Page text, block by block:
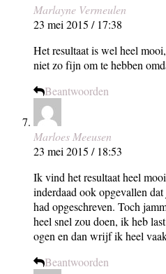
Marlayne Vermeulen
23 mei 2015 / 17:38
Het resultaat is wel heel
niet zo fijn om te hebben
Beantwoorden
Marloes Meeusen
23 mei 2015 / 18:53
Ik vind het resultaat heel
inderdaad ook opgevallen
had opgeschreven. Toch
heel snel zou doen, ik heb
ogen en dan wrijf ik heel
Beantwoorden